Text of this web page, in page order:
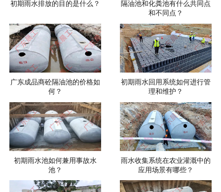
初期雨水排放的目的是什么？
隔油池和化粪池有什么共同点
和不同点？
广东成品商砼隔油池的价格如
何？
初期雨水回用系统如何进行管
理和维护？
初期雨水池如何兼用事故水
池？
雨水收集系统在农业灌溉中的
应用场景有哪些？